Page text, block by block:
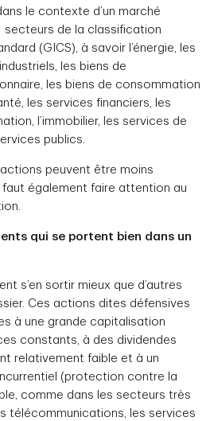
le contexte d’un marché
secteurs de la classification
(GICS), à savoir l’énergie, les
les biens de
les biens de consommation
les services financiers, les
l’immobilier, les services de
publics.
peuvent être moins
faut également faire attention au
qui se portent bien dans un
s’en sortir mieux que d’autres
Ces actions dites défensives
à une grande capitalisation
constants, à des dividendes
relativement faible et à un
(protection contre la
comme dans les secteurs très
télécommunications, les services